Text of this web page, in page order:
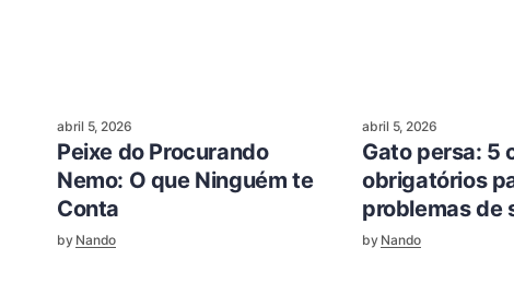
abril 5, 2026
Peixe do Procurando
Nemo: O que Ninguém te
Conta
by Nando
abril 5, 2026
Gato persa: 5
obrigatórios
problemas de
by Nando